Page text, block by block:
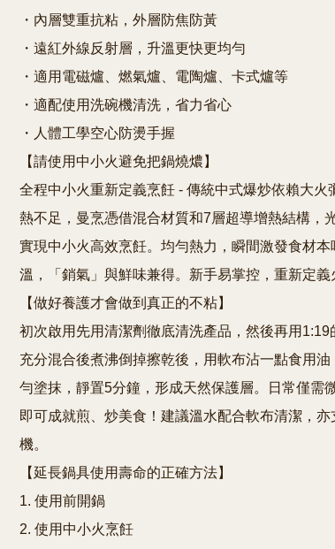
・內層雙重抗粘，外層防焦防黃
・遠紅外線反射層，升溫更快更均勻
・適用電磁爐、燃氣爐、電陶爐、卡式爐等
・適配使用洗碗機清洗，省力省心
・人體工學空心防燙手握
【請使用中小火避免把鍋燒燶】
全程中小火重新定義烹飪 - 傳統中式爆炒依賴大火
熱不足，曼烹憑借混合材質和7層超導增熱結構，
實現中小火高效烹飪。均勻熱力，瞬間激發食材本
溫，「銷氣」與鮮味兼得。新手易掌控，重新定義
【做好養護才會做到真正的不粘】
初次啟用先用清潔劑徹底清洗產品，然後再用1:19
充分混合後煮沸倒掉擦乾後，用軟布沾一點食用油
勻塗抹，靜置5分鐘，形成天然保護層。日常僅需
即可成就煎、炒美食！建議溫水配合軟布清潔，亦
機。
【延長鍋具使用壽命的正確方法】
1. 使用前開鍋
2. 使用中小火烹飪